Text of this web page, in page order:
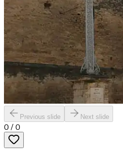
Previous slide Next slide
0 / 0